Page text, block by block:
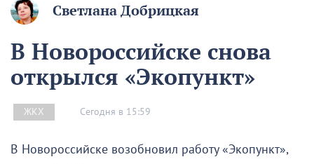
Светлана Добрицкая
В Новороссийске снова
открылся «Экопункт»
ЖКХ Сегодня в 15:59
В Новороссийске возобновил работу «Экопункт»,